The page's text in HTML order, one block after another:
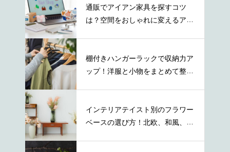
通販でアイアン家具を探すコツ
は？空間をおしゃれに変えるアイ
棚付きハンガーラックで収納力ア
ップ！洋服と小物をまとめて整理
インテリアテイスト別のフラワー
ベースの選び方！北欧、和風、ナ